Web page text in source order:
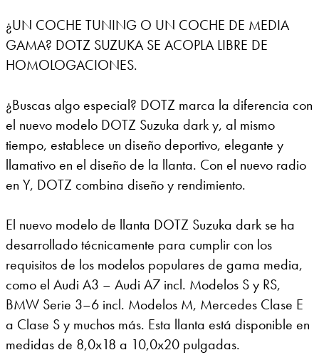
¿UN COCHE TUNING O UN COCHE DE MEDIA
GAMA? DOTZ SUZUKA SE ACOPLA LIBRE DE
HOMOLOGACIONES.
¿Buscas algo especial? DOTZ marca la diferencia con
el nuevo modelo DOTZ Suzuka dark y, al mismo
tiempo, establece un diseño deportivo, elegante y
llamativo en el diseño de la llanta. Con el nuevo radio
en Y, DOTZ combina diseño y rendimiento.
El nuevo modelo de llanta DOTZ Suzuka dark se ha
desarrollado técnicamente para cumplir con los
requisitos de los modelos populares de gama media,
como el Audi A3 – Audi A7 incl. Modelos S y RS,
BMW Serie 3–6 incl. Modelos M, Mercedes Clase E
a Clase S y muchos más. Esta llanta está disponible en
medidas de 8,0x18 a 10,0x20 pulgadas.